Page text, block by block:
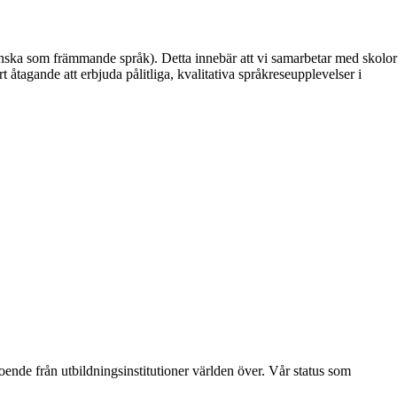
som främmande språk). Detta innebär att vi samarbetar med skolor
att erbjuda pålitliga, kvalitativa språkreseupplevelser i
från utbildningsinstitutioner världen över. Vår status som